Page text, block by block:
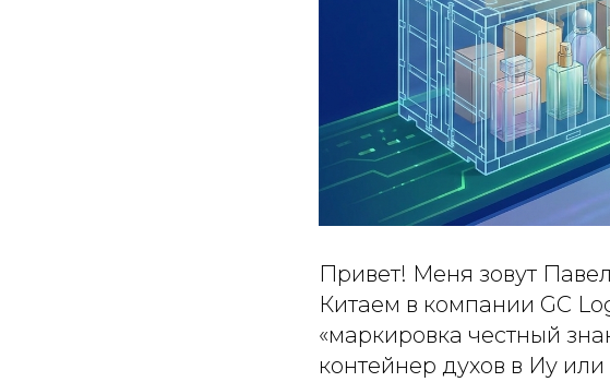
Привет! Меня зовут
Китаем в компании GC
«маркировка честный
контейнер духов в Иу